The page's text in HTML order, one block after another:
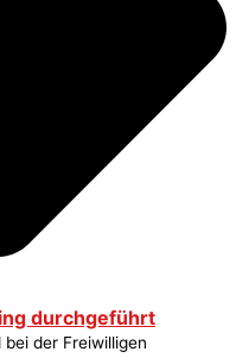
durchgeführt
der Freiwilligen